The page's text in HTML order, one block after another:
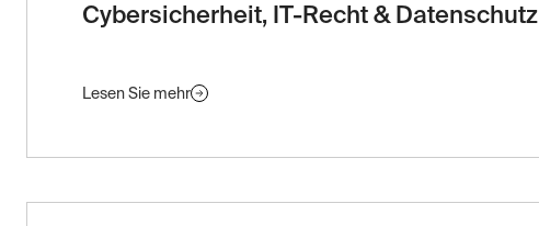
Cybersicherheit, IT-Recht & Datenschutz
Lesen Sie mehr